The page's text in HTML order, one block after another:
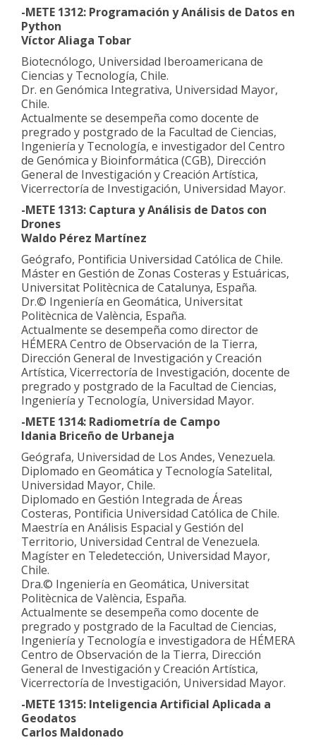
-METE 1312: Programación y Análisis de Datos en
Python
Víctor Aliaga Tobar
Biotecnólogo, Universidad Iberoamericana de
Ciencias y Tecnología, Chile.
Dr. en Genómica Integrativa, Universidad Mayor,
Chile.
Actualmente se desempeña como docente de
pregrado y postgrado de la Facultad de Ciencias,
Ingeniería y Tecnología, e investigador del Centro
de Genómica y Bioinformática (CGB), Dirección
General de Investigación y Creación Artística,
Vicerrectoría de Investigación, Universidad Mayor.
-METE 1313: Captura y Análisis de Datos con
Drones
Waldo Pérez Martínez
Geógrafo, Pontificia Universidad Católica de Chile.
Máster en Gestión de Zonas Costeras y Estuáricas,
Universitat Politècnica de Catalunya, España.
Dr.© Ingeniería en Geomática, Universitat
Politècnica de València, España.
Actualmente se desempeña como director de
HÉMERA Centro de Observación de la Tierra,
Dirección General de Investigación y Creación
Artística, Vicerrectoría de Investigación, docente de
pregrado y postgrado de la Facultad de Ciencias,
Ingeniería y Tecnología, Universidad Mayor.
-METE 1314: Radiometría de Campo
Idania Briceño de Urbaneja
Geógrafa, Universidad de Los Andes, Venezuela.
Diplomado en Geomática y Tecnología Satelital,
Universidad Mayor, Chile.
Diplomado en Gestión Integrada de Áreas
Costeras, Pontificia Universidad Católica de Chile.
Maestría en Análisis Espacial y Gestión del
Territorio, Universidad Central de Venezuela.
Magíster en Teledetección, Universidad Mayor,
Chile.
Dra.© Ingeniería en Geomática, Universitat
Politècnica de València, España.
Actualmente se desempeña como docente de
pregrado y postgrado de la Facultad de Ciencias,
Ingeniería y Tecnología e investigadora de HÉMERA
Centro de Observación de la Tierra, Dirección
General de Investigación y Creación Artística,
Vicerrectoría de Investigación, Universidad Mayor.
-METE 1315: Inteligencia Artificial Aplicada a
Geodatos
Carlos Maldonado